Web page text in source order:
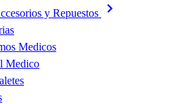
y Repuestos
Medicos
Medico